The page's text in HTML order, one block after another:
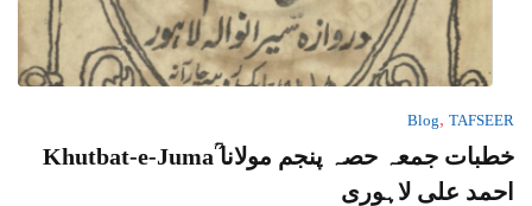
Blog, TAFSEER
Khutbat-e-Jumaؒ خطبات جمعہ حصہ پنجم مولانا
احمد علی لاہوری